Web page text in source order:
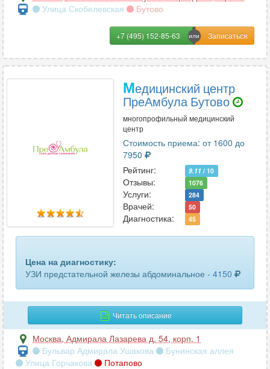
Улица Скобелевская
Бутово
+7 (495) 152-85-63
Медицинский центр
ПреАмбула Бутово
многопрофильный медицинский
центр
Стоимость приема: от 1600 до
7950
Рейтинг:
9.11 / 10
Отзывы: 1076
Услуги: 284
Врачей: 50
Диагностика: 45
Цена на диагностику:
УЗИ предстательной железы абдоминальное - 4150
Читать описание
Москва, Адмирала Лазарева д. 54, корп. 1
Бульвар Адмирала Ушакова
Бунинская аллея
Улица Горчакова
Потапово